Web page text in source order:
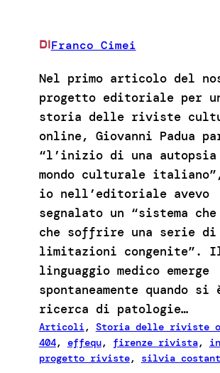
DIFranco Cimei
Nel primo articolo del
progetto editoriale per
storia delle riviste
online, Giovanni Padua
“l’inizio di una
mondo culturale
io nell’editoriale avevo
segnalato un “sistema che
che soffrire una serie di
limitazioni congenite”.
linguaggio medico emerge
spontaneamente quando
ricerca di patologie…
Articoli, Storia delle riviste
404, effequ, firenze rivista,
progetto riviste, silvia